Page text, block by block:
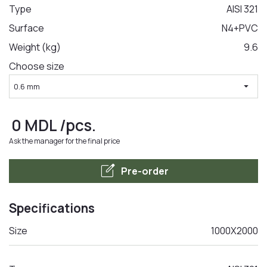
LA COMANDA
Type
AISI 321
Surface
N4+PVC
Weight (kg)
9.6
Choose size
0.6 mm arrow_drop_down
0 MDL/pcs.
Ask the manager for the final price
edit_square Pre-order
Specifications
Size 1000X2000